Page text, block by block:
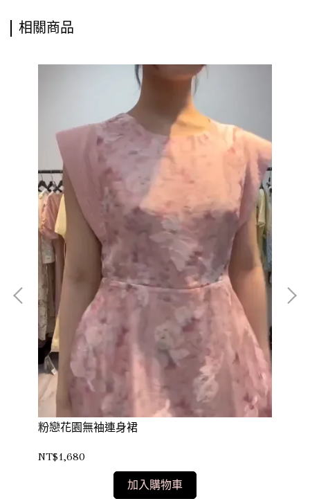
相關商品
粉戀花園無袖連身裙
NT$1,680
加入購物車